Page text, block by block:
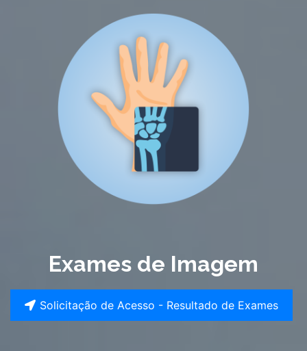
Exames de Imagem
Solicitação de Acesso - Resultado de Exames